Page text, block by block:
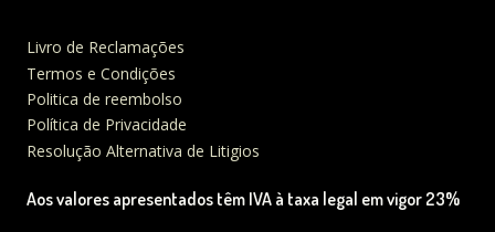
Livro de Reclamações
Termos e Condições
Politica de reembolso
Política de Privacidade
Resolução Alternativa de Litigios
Aos valores apresentados têm IVA à taxa legal em vigor 23%